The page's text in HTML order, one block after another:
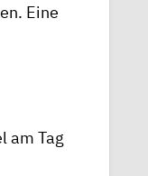
Eine
am Tag